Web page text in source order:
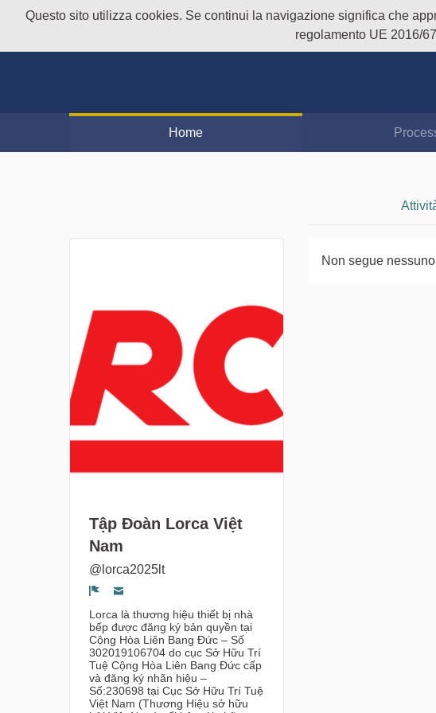
Questo sito utilizza cookies. Se continui la navigazione significa che
regolamento UE 2016/
Home
Tập Đoàn Lorca Việt
Nam
@lorca2025lt
Segnala un problema
Lorca là thương hiệu thiết bị nhà
bếp được đăng ký bản quyền tại
Cộng Hòa Liên Bang Đức – Số
302019106704 do cục Sở Hữu Trí
Tuệ Cộng Hòa Liên Bang Đức cấp
và đăng ký nhãn hiệu –
Số:230698 tại Cục Sở Hữu Trí Tuệ
Việt Nam (Thương Hiệu sở hữu
Non segue